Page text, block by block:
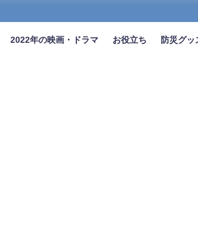
2022年の映画・ドラマ お役立ち 防災グッ